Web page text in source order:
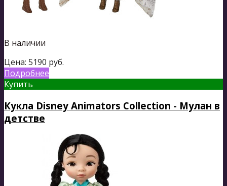
В наличии
Цена: 5190 руб.
Подробнее
Купить
Кукла Disney Animators Collection - Мулан в
детстве